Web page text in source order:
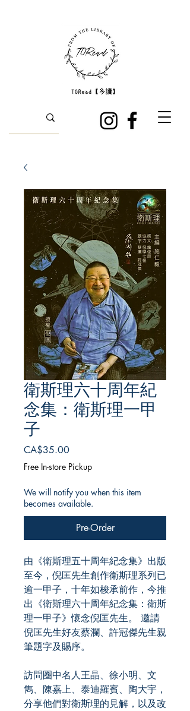
衛斯理六十周年紀
念集：衛斯理一甲
子
CA$35.00Price
Free In-store Pickup
We will notify you when this item
becomes available.
Pre-Order
由《衛斯理五十周年紀念集》出版
至今，倪匡先生創作衛斯理系列已
逾一甲子，十年如梭承前作，今推
出《衛斯理六十周年紀念集：衛斯
理一甲子》懷念倪匡先生。 邀請
倪匡先生好友蔡瀾、許冠傑先生親
筆題字及賜序。
訪問圈中名人王晶、徐小明、文
雋、陳嘉上、泰迪羅賓、陶大宇，
分享他們對衛斯理的見解，以及改